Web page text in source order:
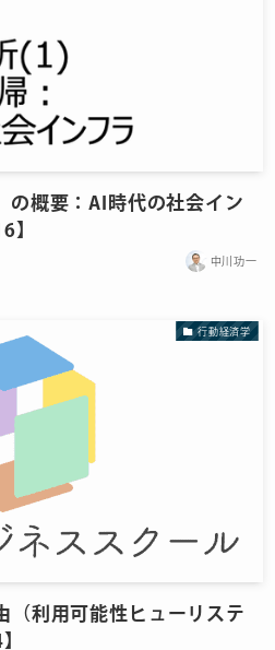
の概要：AI時代の社会イン
】
中川功一
行動経済学
（利用可能性ヒューリステ